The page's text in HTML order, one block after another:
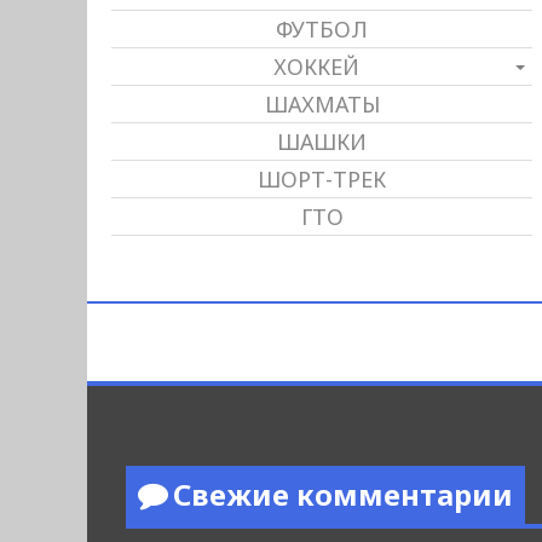
ФУТБОЛ
ХОККЕЙ
ШАХМАТЫ
ШАШКИ
ШОРТ-ТРЕК
ГТО
Свежие комментарии